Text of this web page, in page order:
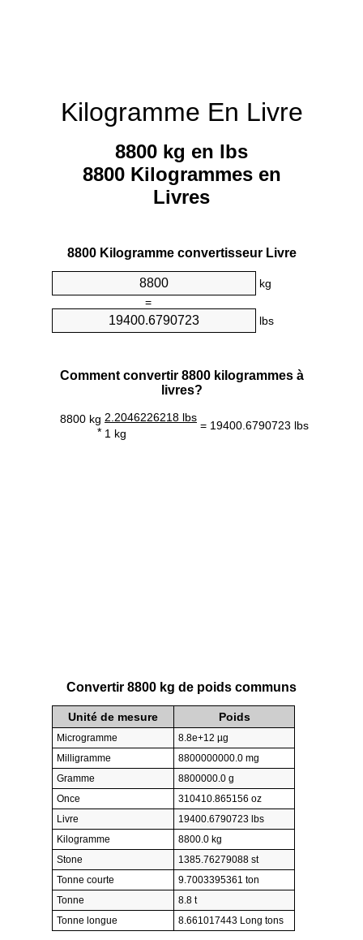
Kilogramme En Livre
8800 kg en lbs
8800 Kilogrammes en
Livres
8800 Kilogramme convertisseur Livre
kg
=
lbs
Comment convertir 8800 kilogrammes à
livres?
8800 kg
*
2.2046226218 lbs
= 19400.6790723 lbs
1 kg
Convertir 8800 kg de poids communs
Unité de mesure Poids
Microgramme
8.8e+12 µg
Milligramme
8800000000.0 mg
Gramme
8800000.0 g
Once
310410.865156 oz
Livre
19400.6790723 lbs
Kilogramme
8800.0 kg
Stone
1385.76279088 st
Tonne courte
9.7003395361 ton
Tonne
8.8 t
Tonne longue
8.661017443 Long tons